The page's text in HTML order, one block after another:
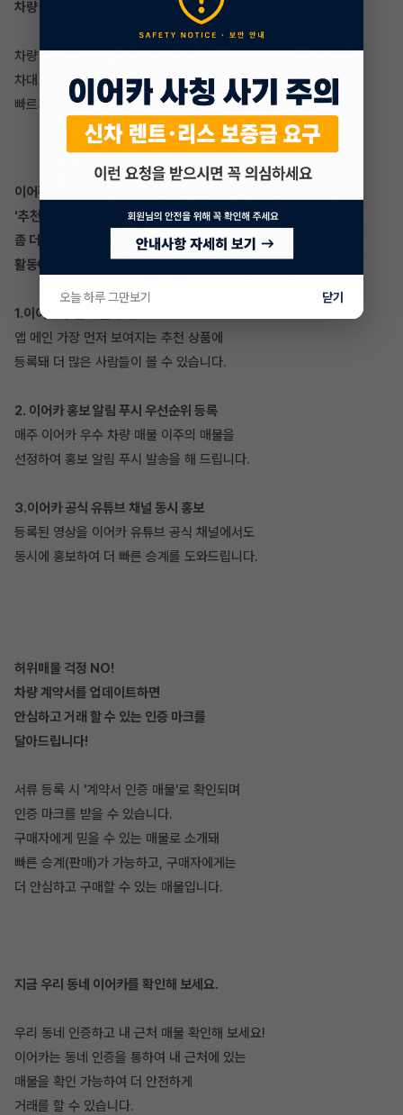
차량 번호만 등록하면 간편 등록 성공!
차량 번호만으로 내 차 시세부터 차량 등급,
차대 번호, 연식 등을 이어카에서 더 쉽고
빠르게 확인해보세요~!
이어주기 매물의 영상을 찍어 등록하게 되면
'추천 매물'로 업그레이드 등 이어카에서
좀 더 빠른 승계를 위해 홍보하는 다양한
활동에 적극 추천 됩니다.
1.이어카 추천 매물 등록
앱 메인 가장 먼저 보여지는 추천 상품에
등록돼 더 많은 사람들이 볼 수 있습니다.
2. 이어카 홍보 알림 푸시 우선순위 등록
매주 이어카 우수 차량 매물 이주의 매물을
선정하여 홍보 알림 푸시 발송을 해 드립니다.
3.이어카 공식 유튜브 채널 동시 홍보
등록된 영상을 이어카 유튜브 공식 채널에서도
동시에 홍보하여 더 빠른 승계를 도와드립니다.
허위매물 걱정 NO!
차량 계약서를 업데이트하면
안심하고 거래 할 수 있는 인증 마크를
달아드립니다!
서류 등록 시 '계약서 인증 매물'로 확인되며
인증 마크를 받을 수 있습니다.
구매자에게 믿을 수 있는 매물로 소개돼
빠른 승계(판매)가 가능하고, 구매자에게는
더 안심하고 구매할 수 있는 매물입니다.
지금 우리 동네 이어카를 확인해 보세요.
우리 동네 인증하고 내 근처 매물 확인해 보세요!
이어카는 동네 인증을 통하여 내 근처에 있는
매물을 확인 가능하여 더 안전하게
거래를 할 수 있습니다.
오늘 하루 그만보기 닫기